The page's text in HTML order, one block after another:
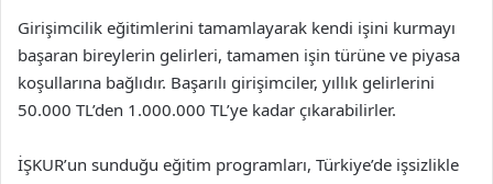
Girişimcilik eğitimlerini tamamlayarak kendi işini kurmayı
başaran bireylerin gelirleri, tamamen işin türüne ve piyasa
koşullarına bağlıdır. Başarılı girişimciler, yıllık gelirlerini
50.000 TL’den 1.000.000 TL’ye kadar çıkarabilirler.
İŞKUR’un sunduğu eğitim programları, Türkiye’de işsizlikle